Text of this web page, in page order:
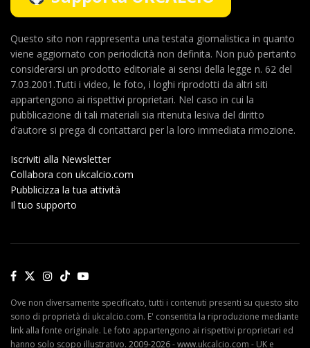
Questo sito non rappresenta una testata giornalistica in quanto
viene aggiornato con periodicità non definita. Non può pertanto
considerarsi un prodotto editoriale ai sensi della legge n. 62 del
7.03.2001.Tutti i video, le foto, i loghi riprodotti da altri siti
appartengono ai rispettivi proprietari. Nel caso in cui la
pubblicazione di tali materiali sia ritenuta lesiva del diritto
d’autore si prega di contattarci per la loro immediata rimozione.
Iscriviti alla Newsletter
Collabora con ukcalcio.com
Pubblicizza la tua attività
Il tuo supporto
Ove non diversamente specificato, tutti i contenuti presenti su questo sito
sono di proprietà di ukcalcio.com. E' consentita la riproduzione mediante
link alla fonte originale. Le foto appartengono ai rispettivi proprietari ed
hanno solo scopo illustrativo. 2009-2026 - www.ukcalcio.com - UK e